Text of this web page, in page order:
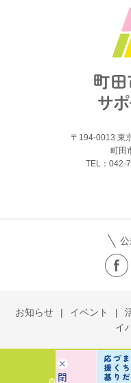
〒194-0013 東
町田
TEL：042-
お知らせ イベント
イ